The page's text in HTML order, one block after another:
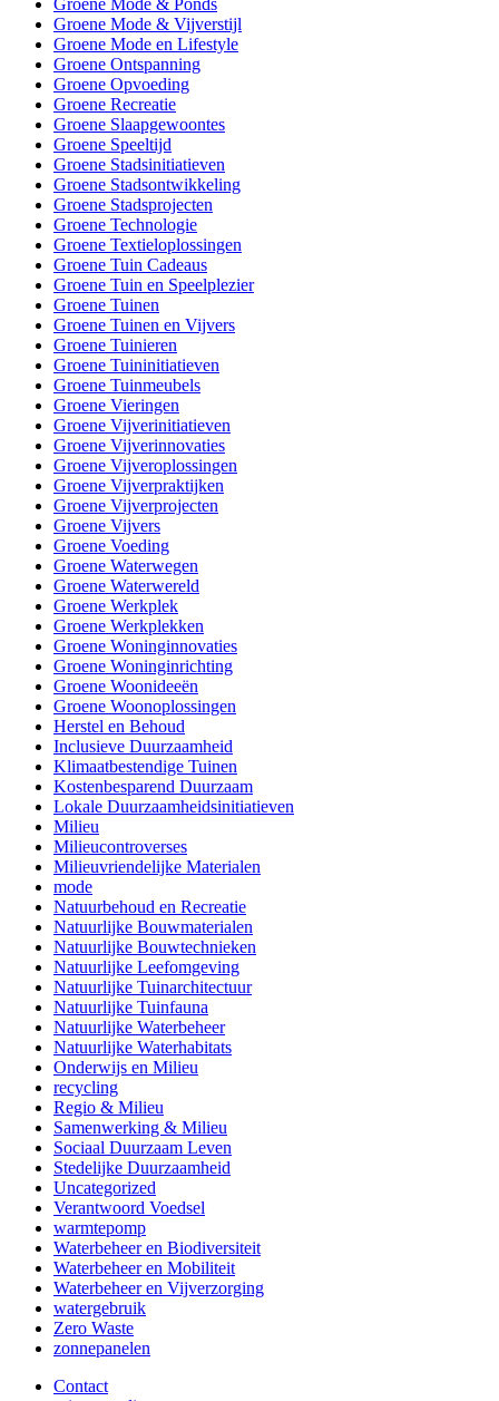
Groene Mode & Ponds
Groene Mode & Vijverstijl
Groene Mode en Lifestyle
Groene Ontspanning
Groene Opvoeding
Groene Recreatie
Groene Slaapgewoontes
Groene Speeltijd
Groene Stadsinitiatieven
Groene Stadsontwikkeling
Groene Stadsprojecten
Groene Technologie
Groene Textieloplossingen
Groene Tuin Cadeaus
Groene Tuin en Speelplezier
Groene Tuinen
Groene Tuinen en Vijvers
Groene Tuinieren
Groene Tuininitiatieven
Groene Tuinmeubels
Groene Vieringen
Groene Vijverinitiatieven
Groene Vijverinnovaties
Groene Vijveroplossingen
Groene Vijverpraktijken
Groene Vijverprojecten
Groene Vijvers
Groene Voeding
Groene Waterwegen
Groene Waterwereld
Groene Werkplek
Groene Werkplekken
Groene Woninginnovaties
Groene Woninginrichting
Groene Woonideeën
Groene Woonoplossingen
Herstel en Behoud
Inclusieve Duurzaamheid
Klimaatbestendige Tuinen
Kostenbesparend Duurzaam
Lokale Duurzaamheidsinitiatieven
Milieu
Milieucontroverses
Milieuvriendelijke Materialen
mode
Natuurbehoud en Recreatie
Natuurlijke Bouwmaterialen
Natuurlijke Bouwtechnieken
Natuurlijke Leefomgeving
Natuurlijke Tuinarchitectuur
Natuurlijke Tuinfauna
Natuurlijke Waterbeheer
Natuurlijke Waterhabitats
Onderwijs en Milieu
recycling
Regio & Milieu
Samenwerking & Milieu
Sociaal Duurzaam Leven
Stedelijke Duurzaamheid
Uncategorized
Verantwoord Voedsel
warmtepomp
Waterbeheer en Biodiversiteit
Waterbeheer en Mobiliteit
Waterbeheer en Vijverzorging
watergebruik
Zero Waste
zonnepanelen
Contact